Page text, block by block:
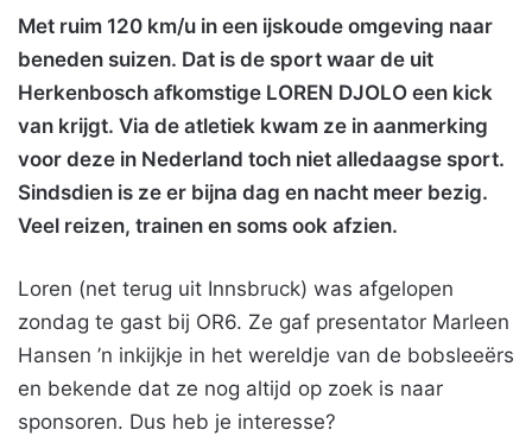
Met ruim 120 km/u in een ijskoude omgeving naar
beneden suizen. Dat is de sport waar de uit
Herkenbosch afkomstige LOREN DJOLO een kick
van krijgt. Via de atletiek kwam ze in aanmerking
voor deze in Nederland toch niet alledaagse sport.
Sindsdien is ze er bijna dag en nacht meer bezig.
Veel reizen, trainen en soms ook afzien.
Loren (net terug uit Innsbruck) was afgelopen
zondag te gast bij OR6. Ze gaf presentator Marleen
Hansen ’n inkijkje in het wereldje van de bobsleeërs
en bekende dat ze nog altijd op zoek is naar
sponsoren. Dus heb je interesse?